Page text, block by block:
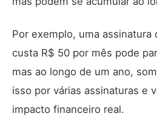
Por exemplo, uma assinatura
custa R$ 50 por mês pode
mas ao longo de um ano,
isso por várias assinaturas e
impacto financeiro real.